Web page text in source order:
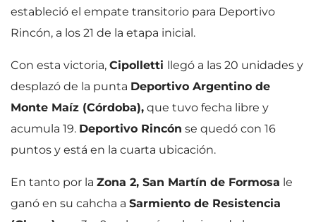
estableció el empate transitorio para Deportivo
Rincón, a los 21 de la etapa inicial.
Con esta victoria, Cipolletti llegó a las 20 unidades y
desplazó de la punta Deportivo Argentino de
Monte Maíz (Córdoba), que tuvo fecha libre y
acumula 19. Deportivo Rincón se quedó con 16
puntos y está en la cuarta ubicación.
En tanto por la Zona 2, San Martín de Formosa le
ganó en su cahcha a Sarmiento de Resistencia